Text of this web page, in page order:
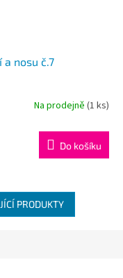
a nosu č.7
Na prodejně (1 ks)
Do košíku
PRODUKTY